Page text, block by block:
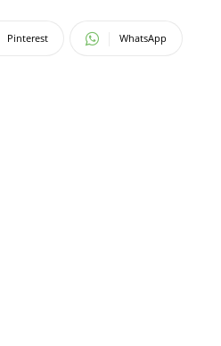
Pinterest WhatsApp